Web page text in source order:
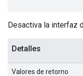
Desactiva la interfaz
Detalles
Valores de retorno